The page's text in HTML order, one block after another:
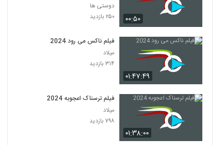
۰۰:۵۰
دوستی ها
۲۵۰ بازدید
۰۱:۴۷:۴۹
فیلم ناکس می رود 2024
میلاد
۳۱۴ بازدید
۰۱:۳۸:۰۰
فیلم ترسناک اعجوبه 2024
میلاد
۷۹۸ بازدید